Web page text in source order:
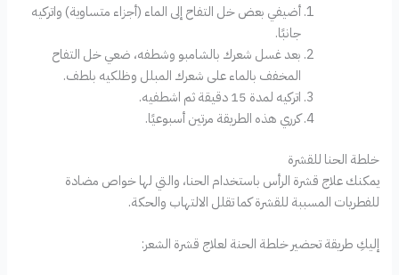
أضيفي بعض خل التفاح إلى الماء (أجزاء متساوية) واتركيه
جانبًا.
بعد غسل شعرك بالشامبو وشطفه، ضعي خل التفاح
المخفف بالماء على شعرك المبلل وظلكيه بلطف.
اتركيه لمدة 15 دقيقة ثم اشطفيه.
كرري هذه الطريقة مرتين أسبوعيًا.
خلطة الحنا للقشرة
يمكنك علاج قشرة الرأس باستخدام الحنا، والتي لها خواص مضادة
للفطريات المسببة للقشرة كما تقلل الالتهاب والحكة.
إليكِ طريقة تحضير خلطة الحنة لعلاج قشرة الشعر: